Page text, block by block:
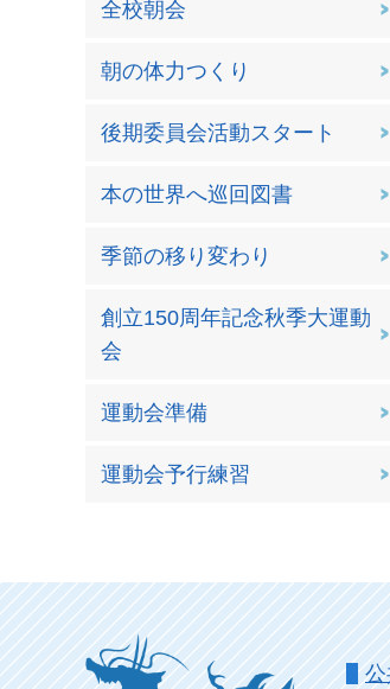
全校朝会
朝の体力つくり
後期委員会活動スタート
本の世界へ巡回図書
季節の移り変わり
創立150周年記念秋季大運動
会
運動会準備
運動会予行練習